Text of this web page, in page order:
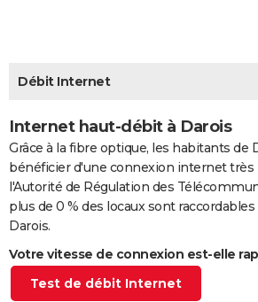
CARTE DE VOEUX
Carte de Noël
Carte Bonne année
Carte Saint-Valentin
Carte Pâques
Carte d'anniversaire
DICTIONNAIRE
PROGRAMME TV
S'inscrire
Se connecter
Lycées
Collèges
Primaires
Universités
Entreprises
Service militaire
Avis de recherche
Débit Internet
Internet haut-débit à Darois
Grâce à la fibre optique, les habitants de
bénéficier d'une connexion internet très
l'Autorité de Régulation des
plus de 0 % des locaux sont
Darois.
Votre vitesse de connexion est-elle
Test de débit Internet